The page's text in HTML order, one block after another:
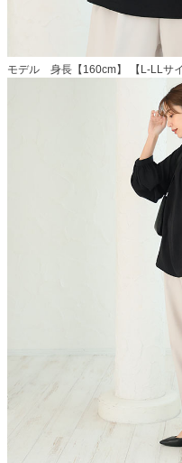
モデル 身長【160cm】 【L-LLサイ